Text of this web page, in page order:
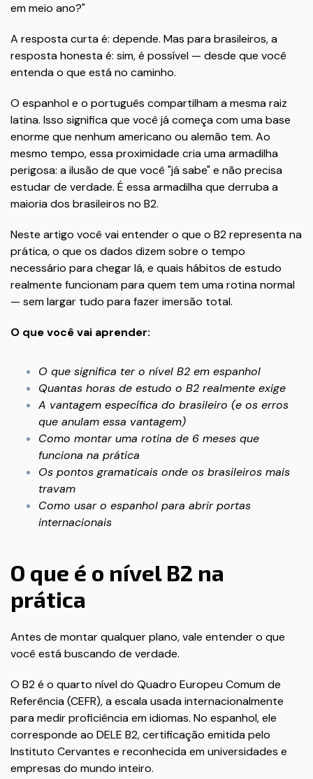
em meio ano?"
A resposta curta é: depende. Mas para brasileiros, a
resposta honesta é: sim, é possível — desde que você
entenda o que está no caminho.
O espanhol e o português compartilham a mesma raiz
latina. Isso significa que você já começa com uma base
enorme que nenhum americano ou alemão tem. Ao
mesmo tempo, essa proximidade cria uma armadilha
perigosa: a ilusão de que você "já sabe" e não precisa
estudar de verdade. É essa armadilha que derruba a
maioria dos brasileiros no B2.
Neste artigo você vai entender o que o B2 representa na
prática, o que os dados dizem sobre o tempo
necessário para chegar lá, e quais hábitos de estudo
realmente funcionam para quem tem uma rotina normal
— sem largar tudo para fazer imersão total.
O que você vai aprender:
O que significa ter o nível B2 em espanhol
Quantas horas de estudo o B2 realmente exige
A vantagem específica do brasileiro (e os erros
que anulam essa vantagem)
Como montar uma rotina de 6 meses que
funciona na prática
Os pontos gramaticais onde os brasileiros mais
travam
Como usar o espanhol para abrir portas
internacionais
O que é o nível B2 na
prática
Antes de montar qualquer plano, vale entender o que
você está buscando de verdade.
O B2 é o quarto nível do Quadro Europeu Comum de
Referência (CEFR), a escala usada internacionalmente
para medir proficiência em idiomas. No espanhol, ele
corresponde ao DELE B2, certificação emitida pelo
Instituto Cervantes e reconhecida em universidades e
empresas do mundo inteiro.